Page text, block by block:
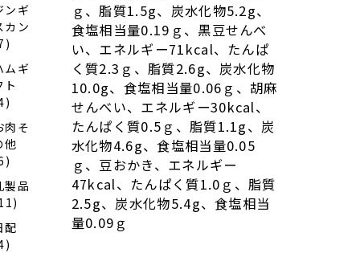
ンギ
カン
ムギ
ト
肉そ
他
製品
配
ｇ、脂質1.5g、炭水化物5.2g、
食塩相当量0.19ｇ、黒豆せんべ
い、エネルギー71kcal、たんぱ
く質2.3ｇ、脂質2.6g、炭水化物
10.0g、食塩相当量0.06ｇ、胡麻
せんべい、エネルギー30kcal、
たんぱく質0.5ｇ、脂質1.1g、炭
水化物4.6g、食塩相当量0.05
ｇ、豆おかき、エネルギー
47kcal、たんぱく質1.0ｇ、脂質
2.5g、炭水化物5.4g、食塩相当
量0.09ｇ